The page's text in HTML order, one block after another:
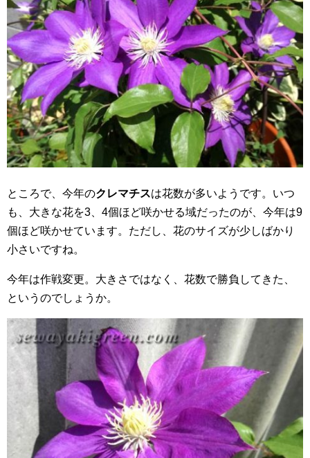
ところで、今年のクレマチスは花数が多いようです。いつ
も、大きな花を3、4個ほど咲かせる域だったのが、今年は9
個ほど咲かせています。ただし、花のサイズが少しばかり
小さいですね。
今年は作戦変更。大きさではなく、花数で勝負してきた、
というのでしょうか。